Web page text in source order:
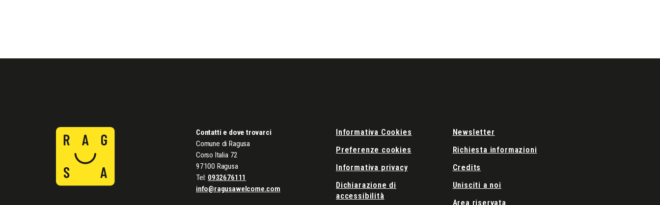
Contatti e dove trovarci
Comune di Ragusa
Corso Italia 72
97100 Ragusa
Tel: 0932676111
info@ragusawelcome.com
Informativa Cookies
Preferenze cookies
Informativa privacy
Dichiarazione di
accessibilità
Newsletter
Richiesta informazioni
Credits
Unisciti a noi
Area riservata